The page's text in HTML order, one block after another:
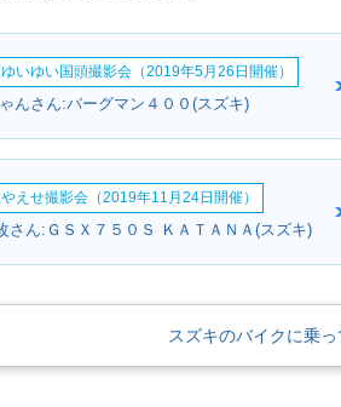
いゆい国頭撮影会（2019年5月26日開催）
んさん:バーグマン４００(スズキ)
えせ撮影会（2019年11月24日開催）
さん:ＧＳＸ７５０Ｓ ＫＡＴＡＮＡ(スズキ)
スズキのバイクに乗